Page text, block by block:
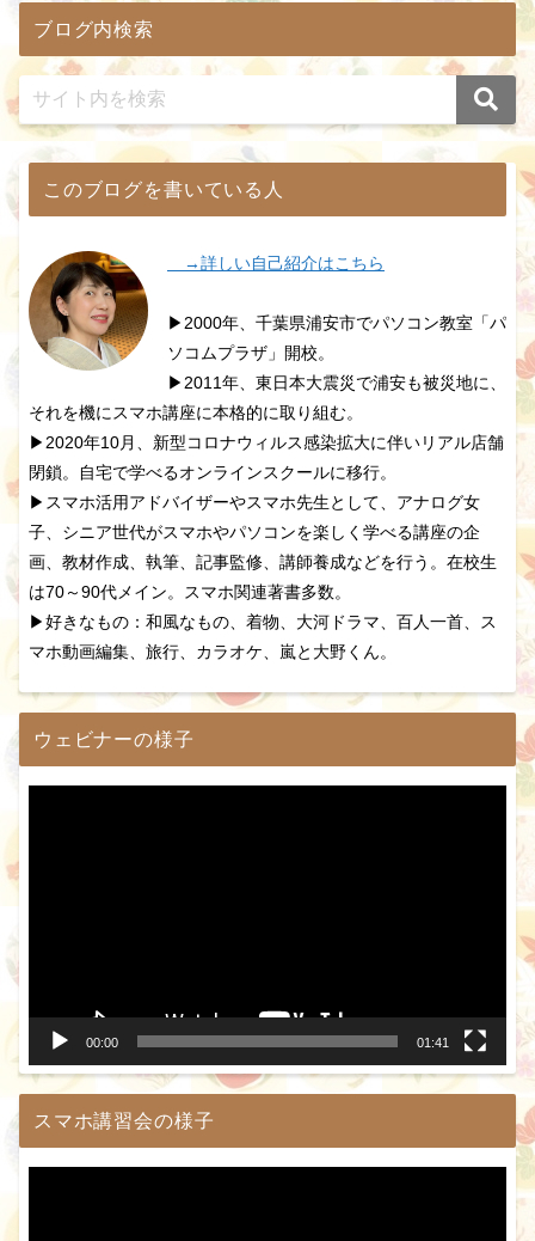
ブログ内検索
このブログを書いている人
→詳しい自己紹介はこちら
▶2000年、千葉県浦安市でパソコン教室「パ
ソコムプラザ」開校。
▶2011年、東日本大震災で浦安も被災地に、
それを機にスマホ講座に本格的に取り組む。
▶2020年10月、新型コロナウィルス感染拡大に伴いリアル店舗
閉鎖。自宅で学べるオンラインスクールに移行。
▶スマホ活用アドバイザーやスマホ先生として、アナログ女
子、シニア世代がスマホやパソコンを楽しく学べる講座の企
画、教材作成、執筆、記事監修、講師養成などを行う。在校生
は70～90代メイン。スマホ関連著書多数。
▶好きなもの：和風なもの、着物、大河ドラマ、百人一首、ス
マホ動画編集、旅行、カラオケ、嵐と大野くん。
ウェビナーの様子
00:00 01:41
スマホ講習会の様子